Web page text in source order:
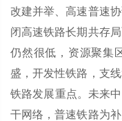
改建并举、高速普速
闭高速铁路长期共存
仍然很低，资源聚集
盛，开发性铁路，支
铁路发展重点。未来
干网络，普速铁路为